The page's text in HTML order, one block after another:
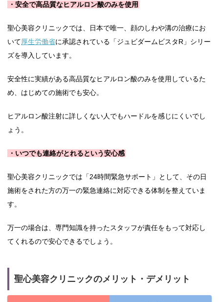
・安全で高品質なヒアルロン酸のみを使用
聖心美容クリニックでは、日本で唯一、顔のしわや溝の治療にお
いて厚生労働省に承認されている「ジュビダームビスタR」シリー
ズを導入しています。
安全性に実績がある高品質なヒアルロン酸のみを使用しているた
め、はじめての施術でも安心。
ヒアルロン酸注射に詳しくない人でもハードルを感じにくいでし
ょう。
・いつでも連絡がとれるという安心感
聖心美容クリニックでは「24時間緊急サポート」として、その日
施術をされた方の万一の緊急連絡に対応できる体制を整えていま
す。
万一の場合は、専門知識を持ったスタッフが責任をもって対応し
てくれるので安心できるでしょう。
聖心美容クリニックのメリット・デメリット